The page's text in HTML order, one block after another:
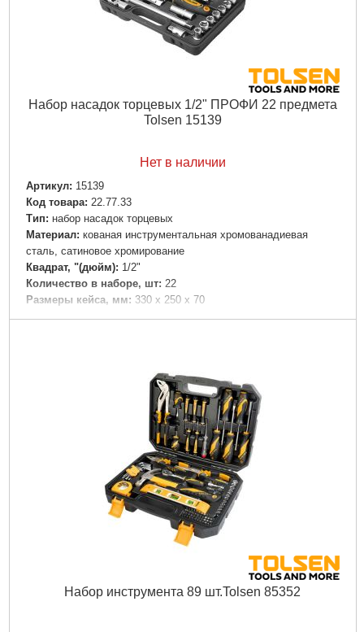
Набор насадок торцевых 1/2" ПРОФИ 22 предмета
Tolsen 15139
Нет в наличии
Артикул: 15139
Код товара: 22.77.33
Тип: набор насадок торцевых
Материал: кованая инструментальная хромованадиевая
сталь, сатиновое хромирование
Квадрат, "(дюйм): 1/2"
Количество в наборе, шт: 22
Размеры кейса, мм: 330 х 250 х 70
Набор инструмента 89 шт.Tolsen 85352